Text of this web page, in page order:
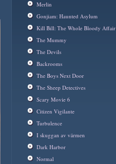
Merlin
Gonjiam: Haunted Asylum
Kill Bill: The Whole Bloody Affair
The Mummy
The Devils
Backrooms
The Boys Next Door
The Sheep Detectives
Scary Movie 6
Citizen Vigilante
Turbulence
I skuggan av värmen
Dark Harbor
Normal